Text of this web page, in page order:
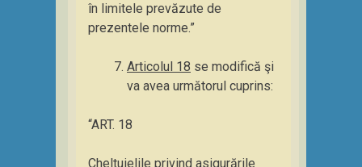
în limitele prevăzute de
prezentele norme.”
Articolul 18 se modifică şi
va avea următorul cuprins:
“ART. 18
Cheltuielile privind asigurările